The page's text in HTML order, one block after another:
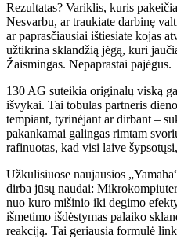
Rezultatas? Variklis, kuris
Nesvarbu, ar traukiate darbinę
ar paprasčiausiai ištiesiate kojas
užtikrina sklandžią jėgą, kuri
Žaismingas. Nepaprastai pajėgus.
130 AG suteikia originalų viską
išvykai. Tai tobulas partneris
tempiant, tyrinėjant ar dirbant –
pakankamai galingas rimtam
rafinuotas, kad visi laive
Užkulisiuose naujausios
dirba jūsų naudai:
nuo kuro mišinio iki degimo
išmetimo išdėstymas palaiko
reakciją. Tai geriausia formulė